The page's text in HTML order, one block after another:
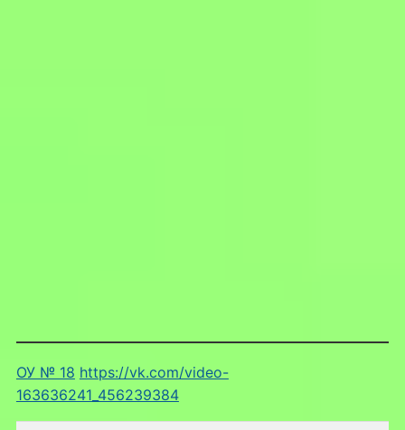
ОУ № 18 https://vk.com/video-
163636241_456239384